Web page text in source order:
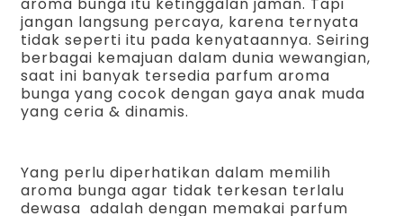
jangan langsung percaya, karena ternyata
tidak seperti itu pada kenyataannya. Seiring
berbagai kemajuan dalam dunia wewangian,
saat ini banyak tersedia parfum aroma
bunga yang cocok dengan gaya anak muda
yang ceria & dinamis.
Yang perlu diperhatikan dalam memilih
aroma bunga agar tidak terkesan terlalu
dewasa adalah dengan memakai parfum